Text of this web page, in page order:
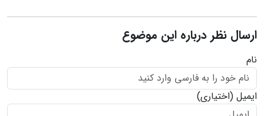
ارسال نظر درباره این موضوع
نام
ایمیل (اختیاری)